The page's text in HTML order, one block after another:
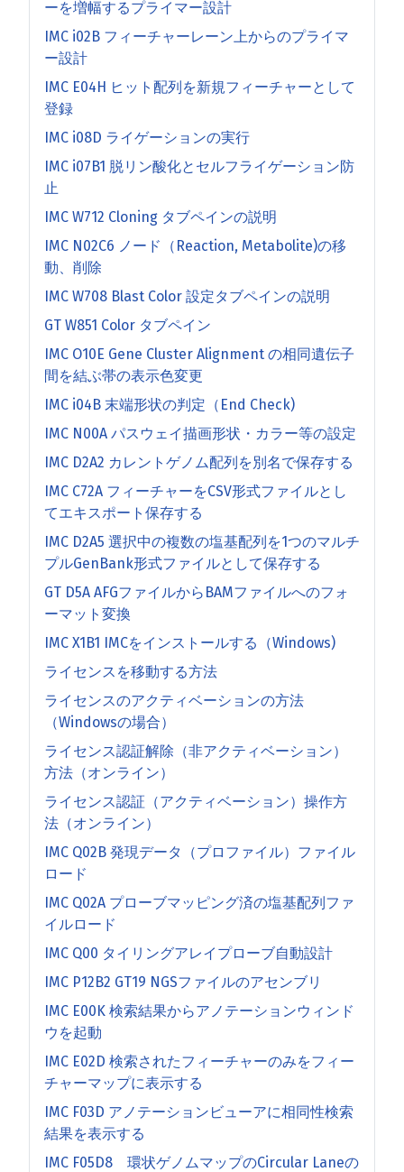
ーを増幅するプライマー設計
IMC i02B フィーチャーレーン上からのプライマ
ー設計
IMC E04H ヒット配列を新規フィーチャーとして
登録
IMC i08D ライゲーションの実行
IMC i07B1 脱リン酸化とセルフライゲーション防
止
IMC W712 Cloning タブペインの説明
IMC N02C6 ノード（Reaction, Metabolite)の移
動、削除
IMC W708 Blast Color 設定タブペインの説明
GT W851 Color タブペイン
IMC O10E Gene Cluster Alignment の相同遺伝子
間を結ぶ帯の表示色変更
IMC i04B 末端形状の判定（End Check)
IMC N00A パスウェイ描画形状・カラー等の設定
IMC D2A2 カレントゲノム配列を別名で保存する
IMC C72A フィーチャーをCSV形式ファイルとし
てエキスポート保存する
IMC D2A5 選択中の複数の塩基配列を1つのマルチ
プルGenBank形式ファイルとして保存する
GT D5A AFGファイルからBAMファイルへのフォ
ーマット変換
IMC X1B1 IMCをインストールする（Windows)
ライセンスを移動する方法
ライセンスのアクティベーションの方法
（Windowsの場合）
ライセンス認証解除（非アクティベーション）
方法（オンライン）
ライセンス認証（アクティベーション）操作方
法（オンライン）
IMC Q02B 発現データ（プロファイル）ファイル
ロード
IMC Q02A プローブマッピング済の塩基配列ファ
イルロード
IMC Q00 タイリングアレイプローブ自動設計
IMC P12B2 GT19 NGSファイルのアセンブリ
IMC E00K 検索結果からアノテーションウィンド
ウを起動
IMC E02D 検索されたフィーチャーのみをフィー
チャーマップに表示する
IMC F03D アノテーションビューアに相同性検索
結果を表示する
IMC F05D8 環状ゲノムマップのCircular Laneの